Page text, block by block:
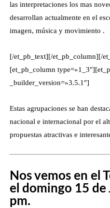
las interpretaciones los mas
desarrollan actualmente en el
imagen, música y movimiento .
[/et_pb_text][/et_pb_column][/
[et_pb_column
_builder_version=»3.5.1″]
Estas agrupaciones se han
nacional e internacional por el
propuestas atractivas e
Nos vemos en el
el domingo 15 de
pm.